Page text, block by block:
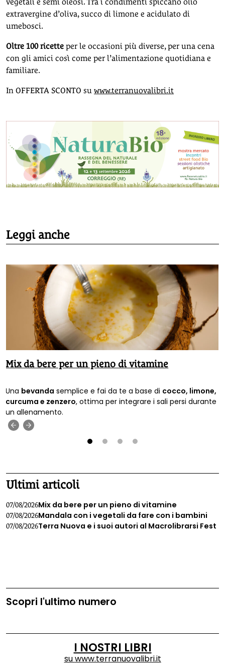
extravergine d’oliva, succo di limone e acidulato di
umebosci.
Oltre 100 ricette per le occasioni più diverse, per una cena
con gli amici così come per l’alimentazione quotidiana e
familiare.
In OFFERTA SCONTO su www.terranuovalibri.it
Leggi anche
Mix da bere per un pieno di vitamine
Una bevanda semplice e fai da te a base di cocco, limone,
curcuma e zenzero, ottima per integrare i sali persi durante
un allenamento.
Ultimi articoli
07/08/2026Mix da bere per un pieno di vitamine
07/08/2026Mandala con i vegetali da fare con i bambini
07/08/2026Terra Nuova e i suoi autori al Macrolibrarsi Fest
Scopri l'ultimo numero
I NOSTRI LIBRI
suwww.terranuovalibri.it